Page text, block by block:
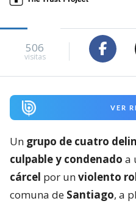
506
visitas
VER
Un grupo de cuatro
culpable y condenado a
cárcel por unviolento
comuna de Santiago, a